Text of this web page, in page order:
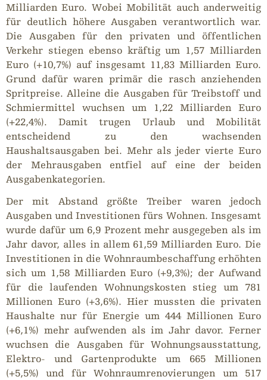
Milliarden Euro. Wobei Mobilität auch anderweitig
für deutlich höhere Ausgaben verantwortlich war.
Die Ausgaben für den privaten und öffentlichen
Verkehr stiegen ebenso kräftig um 1,57 Milliarden
Euro (+10,7%) auf insgesamt 11,83 Milliarden Euro.
Grund dafür waren primär die rasch anziehenden
Spritpreise. Alleine die Ausgaben für Treibstoff und
Schmiermittel wuchsen um 1,22 Milliarden Euro
(+22,4%). Damit trugen Urlaub und Mobilität
entscheidend zu den wachsenden
Haushaltsausgaben bei. Mehr als jeder vierte Euro
der Mehrausgaben entfiel auf eine der beiden
Ausgabenkategorien.
Der mit Abstand größte Treiber waren jedoch
Ausgaben und Investitionen fürs Wohnen. Insgesamt
wurde dafür um 6,9 Prozent mehr ausgegeben als im
Jahr davor, alles in allem 61,59 Milliarden Euro. Die
Investitionen in die Wohnraumbeschaffung erhöhten
sich um 1,58 Milliarden Euro (+9,3%); der Aufwand
für die laufenden Wohnungskosten stieg um 781
Millionen Euro (+3,6%). Hier mussten die privaten
Haushalte nur für Energie um 444 Millionen Euro
(+6,1%) mehr aufwenden als im Jahr davor. Ferner
wuchsen die Ausgaben für Wohnungsausstattung,
Elektro- und Gartenprodukte um 665 Millionen
(+5,5%) und für Wohnraumrenovierungen um 517